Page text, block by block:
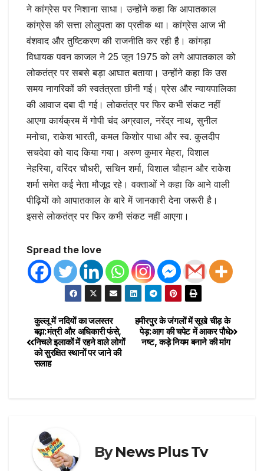
ने कांग्रेस पर निशाना साधा। उन्होंने कहा कि आपातकाल
कांग्रेस की सत्ता लोलुपता का प्रतीक था। कांग्रेस आज भी
वंशवाद और तुष्टिकरण की राजनीति कर रही है। कांगड़ा
विधायक पवन काजल ने 25 जून 1975 को लगे आपातकाल को
लोकतंत्र पर सबसे बड़ा आघात बताया। उन्होंने कहा कि उस
समय नागरिकों की स्वतंत्रता छीनी गई। प्रेस और न्यायपालिका
की आवाज दबा दी गई। लोकतंत्र पर फिर कभी संकट नहीं
आएगा कार्यक्रम में गोपी चंद अग्रवाल, नरेंद्र नाथ, सुनील
मनोचा, राकेश भारती, कमल किशोर पाधा और स्व. कुलदीप
सचदेवा को याद किया गया। अरुण कुमार मेहरा, विशाल
नेहरिया, वरिंदर चौधरी, सचिन शर्मा, विशाल चौहान और राकेश
शर्मा समेत कई नेता मौजूद रहे। वक्ताओं ने कहा कि आने वाली
पीढ़ियों को आपातकाल के बारे में जानकारी देना जरूरी है।
इससे लोकतंत्र पर फिर कभी संकट नहीं आएगा।
Spread the love
हमीरपुर के जंगलों में सूखे चीड़ के
पेड़:आग की चपेट में आकर पौधे
नष्ट, कड़े नियम बनाने की मांग
कुल्लू में नदियों का जलस्तर
बढ़ा:मंत्री और अधिकारी फंसे,
निचले इलाकों में रहने वाले लोगों
को सुरक्षित स्थानों पर जाने की
सलाह
ByNews Plus Tv